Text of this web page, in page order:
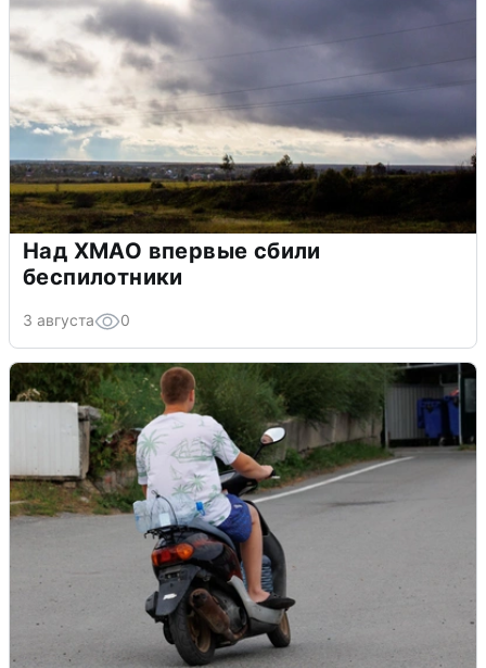
Над ХМАО впервые сбили
беспилотники
3 августа 0